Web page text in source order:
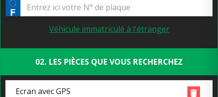
Véhicule immatriculé à l'étranger
02. LES PIÈCES QUE VOUS RECHERCHEZ
Ecran avec GPS